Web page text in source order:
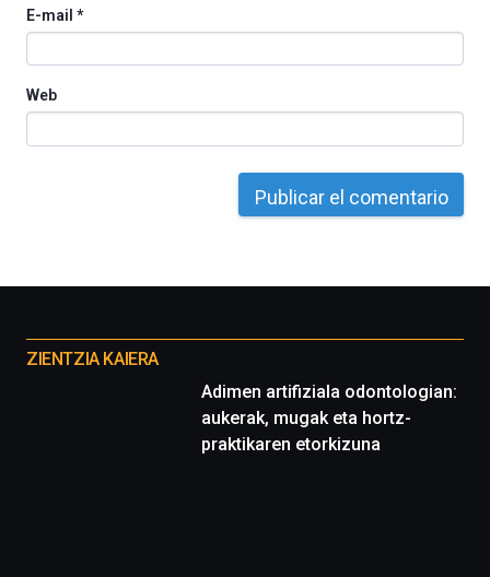
E-mail *
Web
proyectos
ZIENTZIA KAIERA
Adimen artifiziala odontologian:
aukerak, mugak eta hortz-
praktikaren etorkizuna